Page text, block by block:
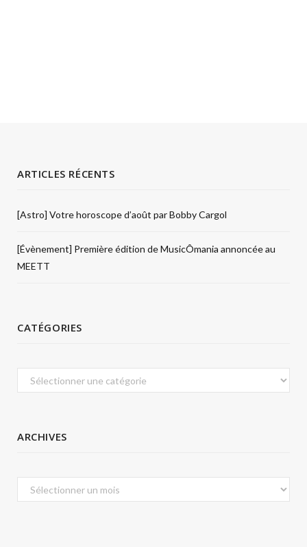
ARTICLES RÉCENTS
[Astro] Votre horoscope d’août par Bobby Cargol
[Évènement] Première édition de MusicÔmania annoncée au
MEETT
CATÉGORIES
Catégories
ARCHIVES
Archives